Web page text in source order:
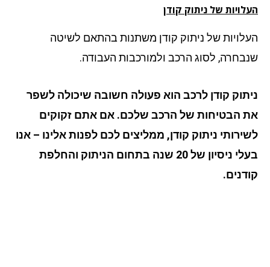
העלויות של ניתוק קודן
העלויות של ניתוק קודן משתנות בהתאם לשיטה
שנבחרה, לסוג הרכב ולמורכבות העבודה.
ניתוק קודן לרכב הוא פעולה חשובה שיכולה לשפר
את הבטיחות של הרכב שלכם. אם אתם זקוקים
לשירותי ניתוק קודן, ממליצים לכם לפנות אלינו – אנו
בעלי ניסיון של 20 שנה בתחום הניתוק והחלפת
קודנים.